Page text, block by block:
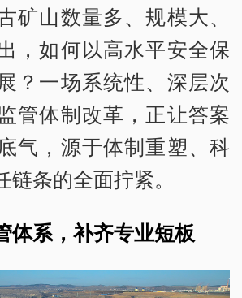
矿山数量多、规模大、
，如何以高水平安全保
？一场系统性、深层次
管体制改革，正让答案
气，源于体制重塑、科
条的全面拧紧。
体系，补齐专业短板